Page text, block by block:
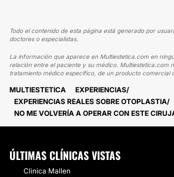
Todo el contenido de esta página está generado por
doctores o especialistas.
La información que aparece en Multiestetica.com en
relación entre el paciente y su médico. Multiestetica.com
tratamiento médico específico, de un producto comercial
MULTIESTETICA
EXPERIENCIAS
EXPERIENCIAS REALES SOBRE OTOPLASTIA
NO ME VOLVERÍA A OPERAR CON ESTE
ÚLTIMAS CLÍNICAS VISTAS
Clinica Mallen